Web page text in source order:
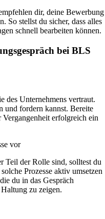
dir, deine Bewerbung
So stellst du sicher, dass alles
schnell bearbeiten können.
bei BLS
des Unternehmens vertraut.
und fordern kannst. Bereite
erfolgreich ein
vor
Teil der Rolle sind, solltest du
Prozesse aktiv umsetzen
du in das Gespräch
zu zeigen.